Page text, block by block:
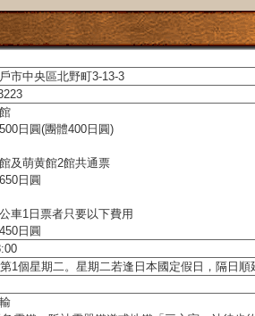
市中央區北野町3-13-3
500日圓(團體400日圓)
及萌黄館2館共通票
日圓
車1日票者只要以下費用
日圓
1個星期二。星期二若逢日本國定假日，隔日順